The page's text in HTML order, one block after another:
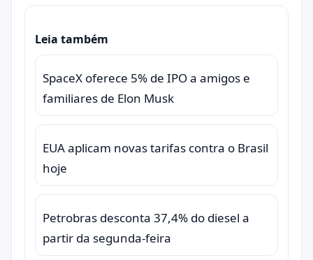
Leia também
SpaceX oferece 5% de IPO a amigos e
familiares de Elon Musk
EUA aplicam novas tarifas contra o Brasil
hoje
Petrobras desconta 37,4% do diesel a
partir da segunda-feira